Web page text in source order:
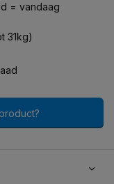
= vandaag
31kg)